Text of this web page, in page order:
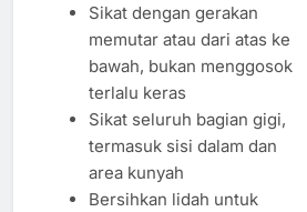
Sikat dengan gerakan
memutar atau dari atas ke
bawah, bukan menggosok
terlalu keras
Sikat seluruh bagian gigi,
termasuk sisi dalam dan
area kunyah
Bersihkan lidah untuk